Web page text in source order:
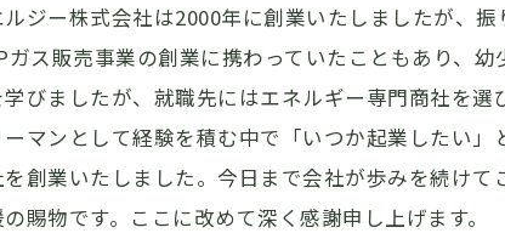
ルジー株式会社は2000年に創業いたしましたが、
ガス販売事業の創業に携わっていたこともあり、
びましたが、就職先にはエネルギー専門商社を選
ーマンとして経験を積む中で「いつか起業したい
を創業いたしました。今日まで会社が歩みを続け
賜物です。ここに改めて深く感謝申し上げます。